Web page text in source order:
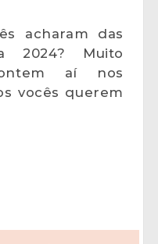
acharam das
2024? Muito
aí nos
vocês querem